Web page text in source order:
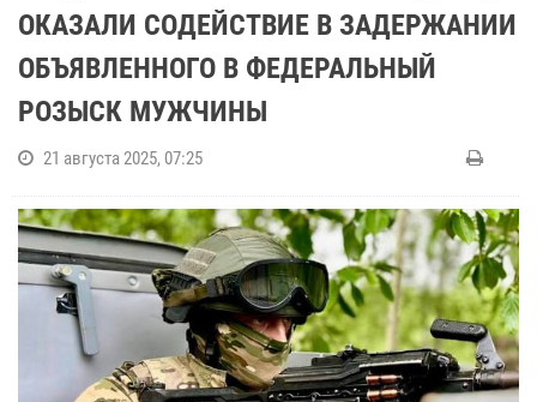
ОКАЗАЛИ СОДЕЙСТВИЕ В ЗАДЕРЖАНИИ
ОБЪЯВЛЕННОГО В ФЕДЕРАЛЬНЫЙ
РОЗЫСК МУЖЧИНЫ
21 августа 2025, 07:25